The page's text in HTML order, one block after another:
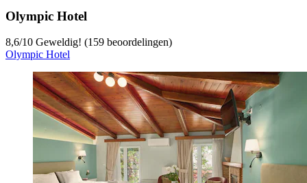
Olympic Hotel
8,6/10 Geweldig! (159 beoordelingen)
Olympic Hotel